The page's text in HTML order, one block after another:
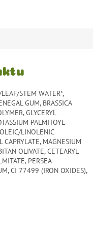
STEM WATER*,
GUM, BRASSICA
GLYCERYL
PALMITOYL
LINOLENIC
CAPRYLATE, MAGNESIUM
OLIVATE, CETEARYL
PERSEA
CI 77499 (IRON OXIDES),